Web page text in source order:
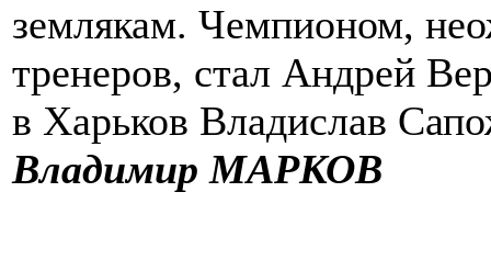
землякам. Чемпионом,
тренеров, стал Андрей
в Харьков Владислав
Владимир МАРКОВ